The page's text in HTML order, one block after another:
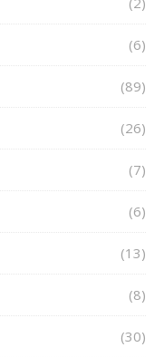
(6)
(89)
(26)
(7)
(6)
(13)
(8)
(30)